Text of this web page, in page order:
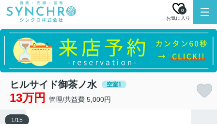
お気に入り
0
ヒルサイド御茶ノ水 空室1
13万円 管理/共益費 5,000円
1 /15